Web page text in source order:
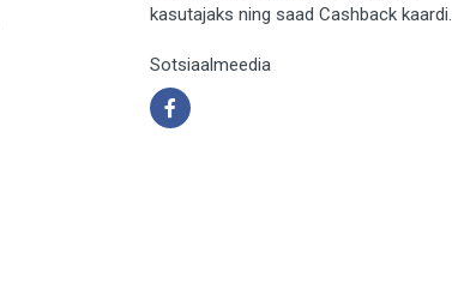
kasutajaks ning saad Cashback kaardi.
Sotsiaalmeedia